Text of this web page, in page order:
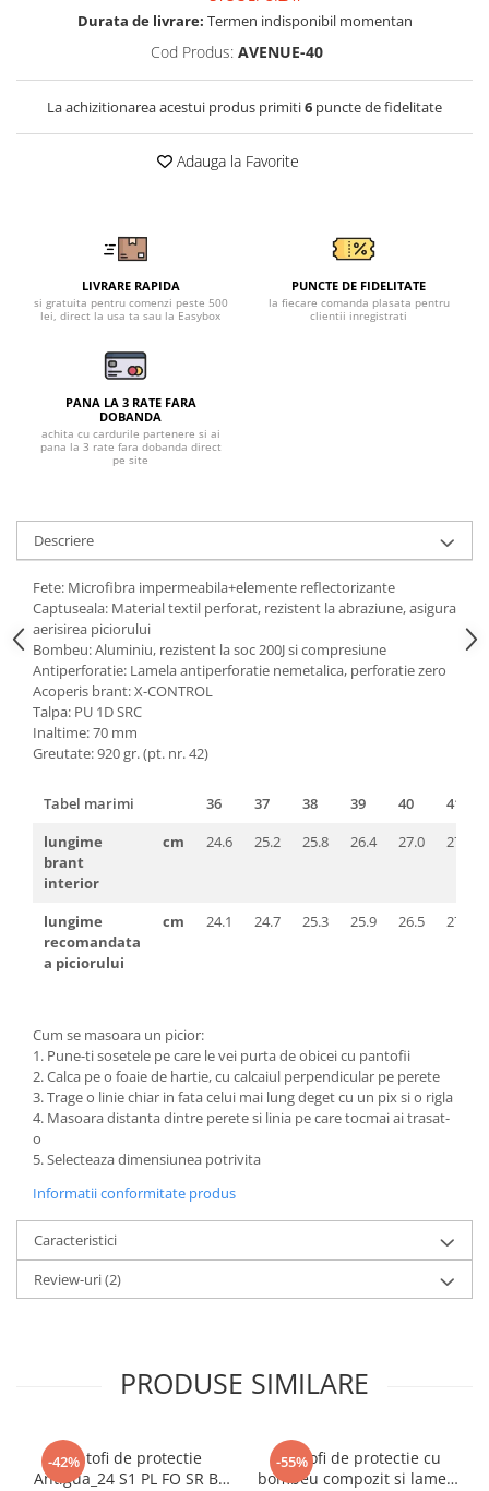
Veste de lucru
impermeabile
Costume de ploaie impermeabile
Jachete / Bluze salopeta
Veste de lucru
Industria alimentara
Manecute
Sorturi impermeabile
Pantaloni de lucru in talie
Pentru sudura
Jachete pentru sudura
Sorturi
Pentru copii
Pantaloni de lucru cu pieptar
Veste de lucru
Pentru femei
Bluze pentru femei
Fleece-uri
Halate
Jachete / Bluze salopeta
Pantaloni de lucru in talie
Tricouri polo
Veste de lucru
Durata de livrare: Termen indisponibil momentan
Cod Produs: AVENUE-40
La achizitionarea acestui produs primiti6 puncte de fidelitate
Adauga la Favorite
LIVRARE RAPIDA
si gratuita pentru comenzi peste 500
lei, direct la usa ta sau la Easybox
PUNCTE DE FIDELITATE
la fiecare comanda plasata pentru
clientii inregistrati
PANA LA 3 RATE FARA
DOBANDA
achita cu cardurile partenere si ai
pana la 3 rate fara dobanda direct
pe site
Descriere
Fete: Microfibra impermeabila+elemente reflectorizante
Captuseala: Material textil perforat, rezistent la abraziune, asigura
aerisirea piciorului
Bombeu: Aluminiu, rezistent la soc 200J si compresiune
Antiperforatie: Lamela antiperforatie nemetalica, perforatie zero
Acoperis brant: X-CONTROL
Talpa: PU 1D SRC
Inaltime: 70 mm
Greutate: 920 gr. (pt. nr. 42)
Tabel marimi 36 37 38 39 40
41
lungime
brant
interior
cm 24.6 25.2 25.8 26.4 27.0 27.6
lungime
recomandata
a piciorului
cm 24.1 24.7 25.3 25.9 26.5 27.1
Cum se masoara un picior:
1. Pune-ti sosetele pe care le vei purta de obicei cu pantofii
2. Calca pe o foaie de hartie, cu calcaiul perpendicular pe perete
3. Trage o linie chiar in fata celui mai lung deget cu un pix si o rigla
4. Masoara distanta dintre perete si linia pe care tocmai ai trasat-
o
5. Selecteaza dimensiunea potrivita
Informatii conformitate produs
Caracteristici
Review-uri(2)
PRODUSE SIMILARE
-42%
Pantofi de protectie
Antigua_24 S1 PL FO SR BC
-55%
Pantofi de protectie cu
bombeu compozit si lamela